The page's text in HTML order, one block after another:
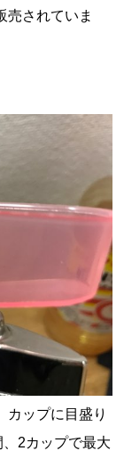
売されていま
カップに目盛り
2カップで最大